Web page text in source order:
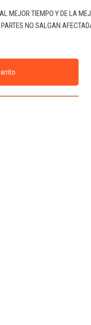
MEJOR TIEMPO Y DE LA
NO SALGAN